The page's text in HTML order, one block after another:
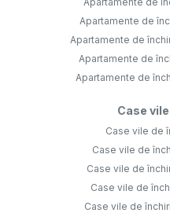
Apartamente de
Apartamente de
Apartamente de
Apartamente de
Case
Case vile de
Case vile de
Case vile de
Case vile de
Case vile de